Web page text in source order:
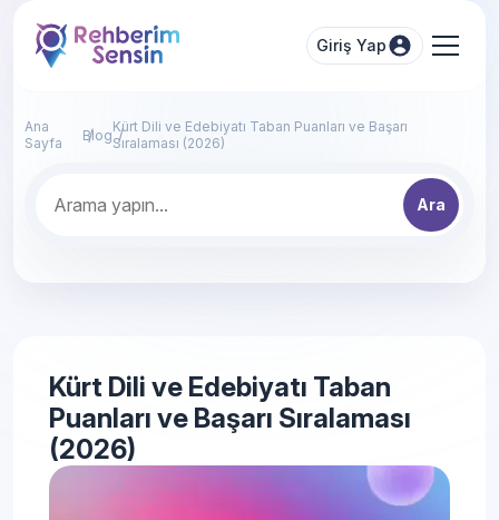
Giriş Yap
Ana
Sayfa
BlogKürt Dili ve Edebiyatı Taban Puanları ve Başarı
Sıralaması (2026)
Ara
Kürt Dili ve Edebiyatı Taban
Puanları ve Başarı Sıralaması
(2026)